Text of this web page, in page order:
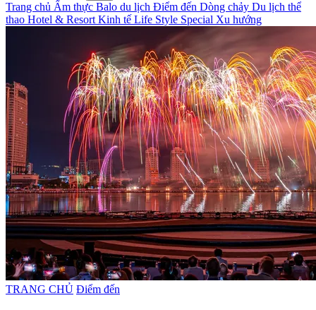
Trang chủ Ẩm thực Balo du lịch Điểm đến Dòng chảy Du lịch thể
thao Hotel & Resort Kinh tế Life Style Special Xu hướng
TRANG CHỦ Điểm đến